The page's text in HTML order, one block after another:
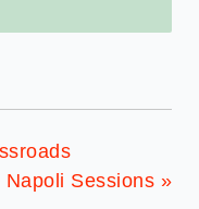
Napoli Sessions »